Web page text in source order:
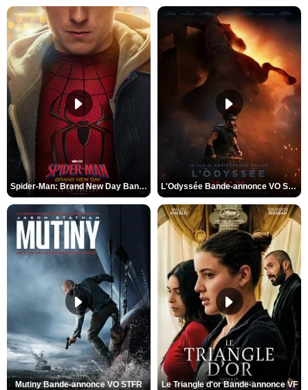
Spider-Man: Brand New Day Bande-annonce VO STFR L'Odyssée Bande-annonce VO STFR
Mutiny Bande-annonce VO STFR Le Triangle d'or Bande-annonce VF